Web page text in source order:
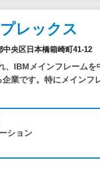
レックス
央区日本橋箱崎町41-12
IBMメインフレームを
業です。特にメインフ
ション